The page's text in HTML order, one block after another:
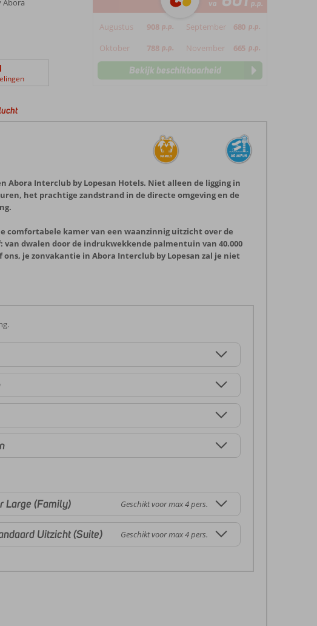
Abora
va p.p.
Augustus 908 p.p. September 680 p.p.
Oktober 788 p.p. November 665 p.p.
Bekijk beschikbaarheid
Interclub by Lopesan Hotels. Niet alleen de ligging in
het prachtige zandstrand in de directe omgeving en de
comfortabele kamer van een waanzinnig uitzicht over de
dwalen door de indrukwekkende palmentuin van 40.000
je zonvakantie in Abora Interclub by Lopesan zal je niet
Large (Family) Geschikt voor max 4 pers.
Uitzicht (Suite) Geschikt voor max 4 pers.